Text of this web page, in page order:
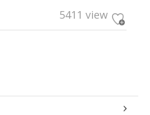
5411 view